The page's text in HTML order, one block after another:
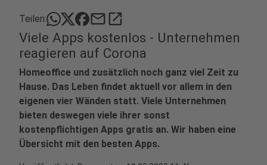
Teilen: mailopen_in_new
Viele Apps kostenlos - Unternehmen
reagieren auf Corona
Homeoffice und zusätzlich noch ganz viel Zeit zu
Hause. Das Leben findet aktuell vor allem in den
eigenen vier Wänden statt. Viele Unternehmen
bieten deswegen viele ihrer sonst
kostenpflichtigen Apps gratis an. Wir haben eine
Übersicht mit den besten Apps.